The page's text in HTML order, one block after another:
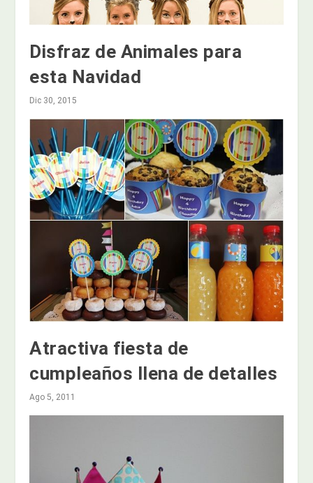
Disfraz de Animales para
esta Navidad
Dic 30, 2015
Atractiva fiesta de
cumpleaños llena de detalles
Ago 5, 2011